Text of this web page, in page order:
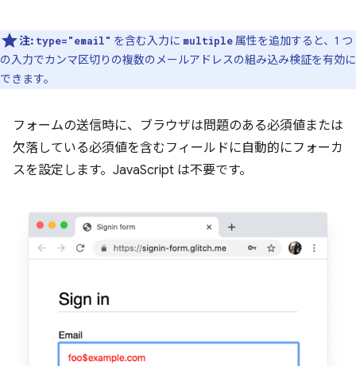
注: type="email" を含む入力に multiple属性を追加すると、1 つ
の入力でカンマ区切りの複数のメールアドレスの組み込み検証を有効に
できます。
フォームの送信時に、ブラウザは問題のある必須値または
欠落している必須値を含むフィールドに自動的にフォーカ
スを設定します。JavaScript は不要です。